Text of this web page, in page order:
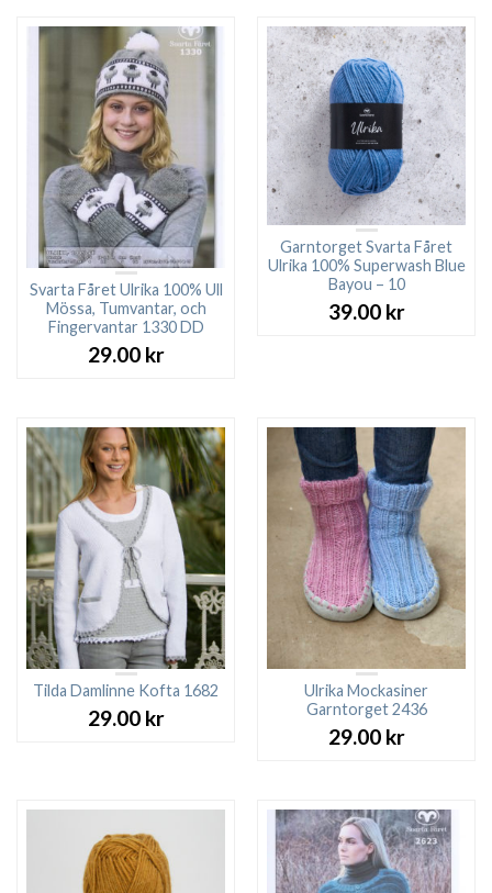
Svarta Fåret Ulrika 100% Ull
Mössa, Tumvantar, och
Fingervantar 1330 DD
29.00 kr
Garntorget Svarta Fåret
Ulrika 100% Superwash Blue
Bayou – 10
39.00 kr
Tilda Damlinne Kofta 1682
29.00 kr
Ulrika Mockasiner
Garntorget 2436
29.00 kr